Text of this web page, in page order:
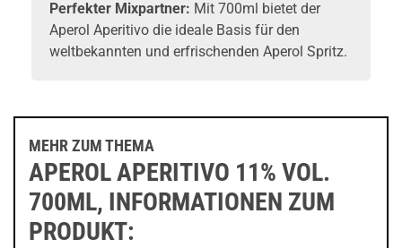
Perfekter Mixpartner: Mit 700ml bietet der
Aperol Aperitivo die ideale Basis für den
weltbekannten und erfrischenden Aperol Spritz.
MEHR ZUM THEMA
APEROL APERITIVO 11% VOL.
700ML, INFORMATIONEN ZUM
PRODUKT: